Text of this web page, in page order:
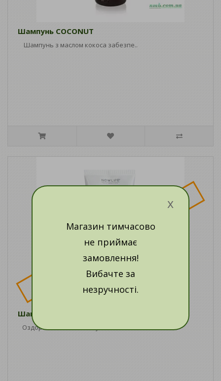
Шампунь COCONUT
Шампунь з маслом кокоса забезпе..
Немає в наявності
Шампунь для волосся з блакитною глиною
Оздоровлюючий шампунь з блакитною гли..
x
Магазин тимчасово
не приймає
замовлення!
Вибачте за
незручності.